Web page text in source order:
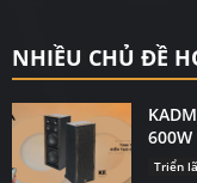
NHIỀU CHỦ ĐỀ
Triển